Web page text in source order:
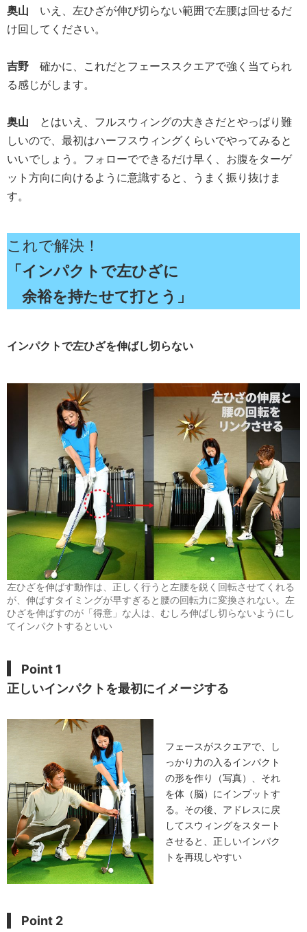
奥山 いえ、左ひざが伸び切らない範囲で左腰は回せるだ
け回してください。
吉野 確かに、これだとフェーススクエアで強く当てられ
る感じがします。
奥山 とはいえ、フルスウィングの大きさだとやっぱり難
しいので、最初はハーフスウィングくらいでやってみると
いいでしょう。フォローでできるだけ早く、お腹をターゲ
ット方向に向けるように意識すると、うまく振り抜けま
す。
これで解決！
「インパクトで左ひざに
余裕を持たせて打とう」
インパクトで左ひざを伸ばし切らない
左ひざを伸ばす動作は、正しく行うと左腰を鋭く回転させてくれる
が、伸ばすタイミングが早すぎると腰の回転力に変換されない。左
ひざを伸ばすのが「得意」な人は、むしろ伸ばし切らないようにし
てインパクトするといい
Point 1
正しいインパクトを最初にイメージする
フェースがスクエアで、し
っかり力の入るインパクト
の形を作り（写真）、それ
を体（脳）にインプットす
る。その後、アドレスに戻
してスウィングをスタート
させると、正しいインパク
トを再現しやすい
Point 2